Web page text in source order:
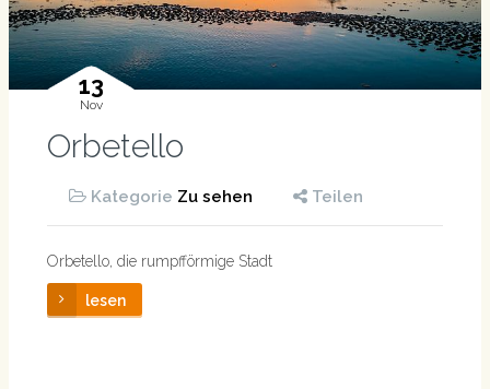
13
Nov
Orbetello
Kategorie Zu sehen Teilen
Orbetello, die rumpfförmige Stadt
lesen